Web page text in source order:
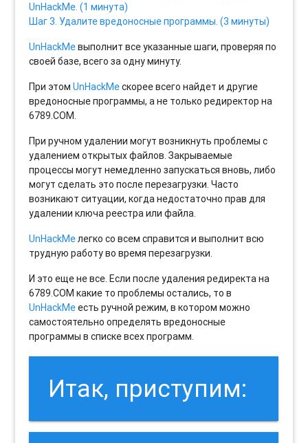
UnHackMe. (1 минута)
Шаг 3. Удалите вредоносные программы. (3 минуты)
UnHackMeвыполнит все указанные шаги, проверяя по
своей базе, всего за одну минуту.
При этомUnHackMeскорее всего найдет и другие
вредоносные программы, а не только редиректор на
6789.COM.
При ручном удалении могут возникнуть проблемы с
удалением открытых файлов. Закрываемые
процессы могут немедленно запускаться вновь, либо
могут сделать это после перезагрузки. Часто
возникают ситуации, когда недостаточно прав для
удалении ключа реестра или файла.
UnHackMeлегко со всем справится и выполнит всю
трудную работу во время перезагрузки.
И это еще не все. Если после удаления редиректа на
6789.COM какие то проблемы остались, то в
UnHackMeесть ручной режим, в котором можно
самостоятельно определять вредоносные
программы в списке всех программ.
Итак, приступим: